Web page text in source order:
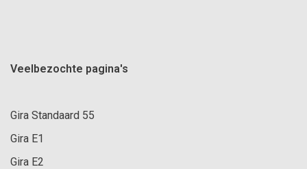
Veelbezochte pagina's
Gira Standaard 55
Gira E1
Gira E2